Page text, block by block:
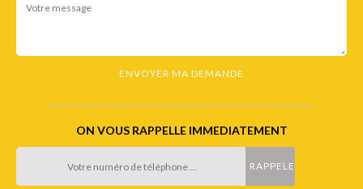
ON VOUS RAPPELLE IMMEDIATEMENT